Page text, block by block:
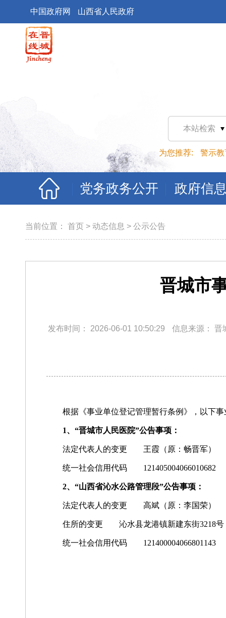
中国政府网 山西省人民政府
本站检索
为您推荐: 警示教
党务政务公开 政府信
当前位置： 首页 > 动态信息 > 公示公告
晋城市
发布时间： 2026-06-01 10:50:29 信息来源： 晋
根据《事业单位登记管理暂行条例》，以下
1、“晋城市人民医院”公告事项：
法定代表人的变更 王霞（原：畅晋军）
统一社会信用代码 121405004066010682
2、“山西省沁水公路管理段”公告事项：
法定代表人的变更 高斌（原：李国荣）
住所的变更 沁水县龙港镇新建东街3218号
统一社会信用代码 121400004066801143